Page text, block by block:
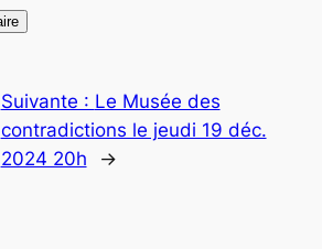
Suivante : Le Musée des
contradictions le jeudi 19 déc.
2024 20h
→